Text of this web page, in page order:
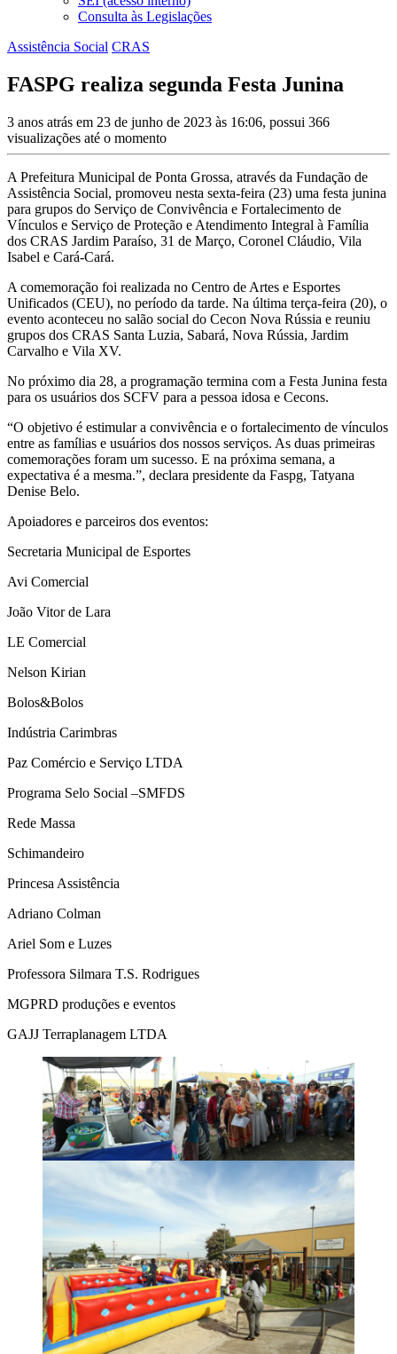
Consulta às Legislações
Assistência Social CRAS
FASPG realiza segunda Festa Junina
3 anos atrás em 23 de junho de 2023 às 16:06, possui 366
visualizações até o momento
A Prefeitura Municipal de Ponta Grossa, através da Fundação de
Assistência Social, promoveu nesta sexta-feira (23) uma festa junina
para grupos do Serviço de Convivência e Fortalecimento de
Vínculos e Serviço de Proteção e Atendimento Integral à Família
dos CRAS Jardim Paraíso, 31 de Março, Coronel Cláudio, Vila
Isabel e Cará-Cará.
A comemoração foi realizada no Centro de Artes e Esportes
Unificados (CEU), no período da tarde. Na última terça-feira (20), o
evento aconteceu no salão social do Cecon Nova Rússia e reuniu
grupos dos CRAS Santa Luzia, Sabará, Nova Rússia, Jardim
Carvalho e Vila XV.
No próximo dia 28, a programação termina com a Festa Junina festa
para os usuários dos SCFV para a pessoa idosa e Cecons.
“O objetivo é estimular a convivência e o fortalecimento de vínculos
entre as famílias e usuários dos nossos serviços. As duas primeiras
comemorações foram um sucesso. E na próxima semana, a
expectativa é a mesma.”, declara presidente da Faspg, Tatyana
Denise Belo.
Apoiadores e parceiros dos eventos:
Secretaria Municipal de Esportes
Avi Comercial
João Vitor de Lara
LE Comercial
Nelson Kirian
Bolos&Bolos
Indústria Carimbras
Paz Comércio e Serviço LTDA
Programa Selo Social –SMFDS
Rede Massa
Schimandeiro
Princesa Assistência
Adriano Colman
Ariel Som e Luzes
Professora Silmara T.S. Rodrigues
MGPRD produções e eventos
GAJJ Terraplanagem LTDA